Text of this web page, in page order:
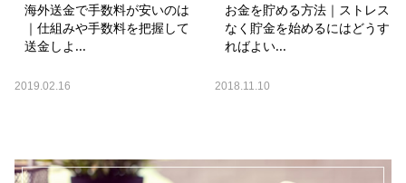
海外送金で手数料が安いのは
｜仕組みや手数料を把握して
送金しよ...
2019.02.16
お金を貯める方法｜ストレス
なく貯金を始めるにはどうす
ればよい...
2018.11.10